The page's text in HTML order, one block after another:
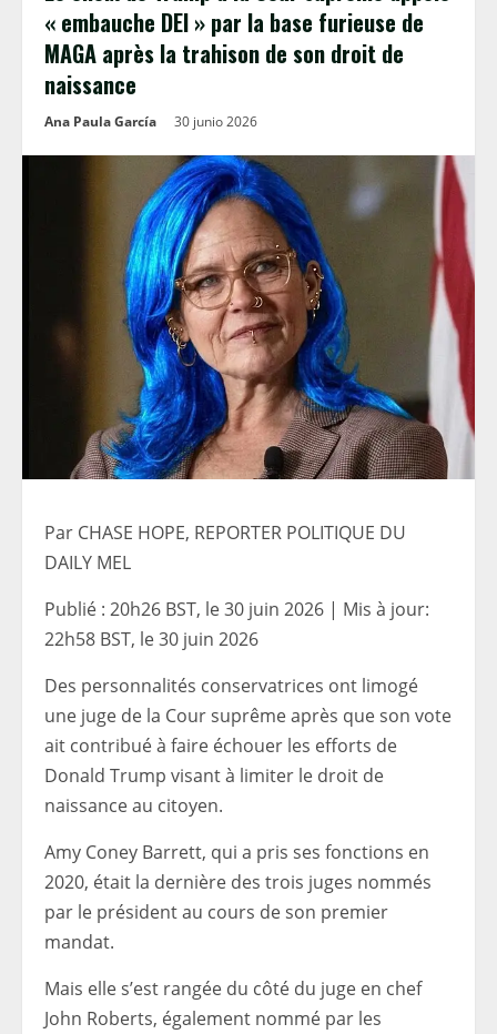
« embauche DEI » par la base furieuse de
MAGA après la trahison de son droit de
naissance
Ana Paula García 30 junio 2026
Par CHASE HOPE, REPORTER POLITIQUE DU
DAILY MEL
Publié : 20h26 BST, le 30 juin 2026 | Mis à jour:
22h58 BST, le 30 juin 2026
Des personnalités conservatrices ont limogé
une juge de la Cour suprême après que son vote
ait contribué à faire échouer les efforts de
Donald Trump visant à limiter le droit de
naissance au citoyen.
Amy Coney Barrett, qui a pris ses fonctions en
2020, était la dernière des trois juges nommés
par le président au cours de son premier
mandat.
Mais elle s’est rangée du côté du juge en chef
John Roberts, également nommé par les